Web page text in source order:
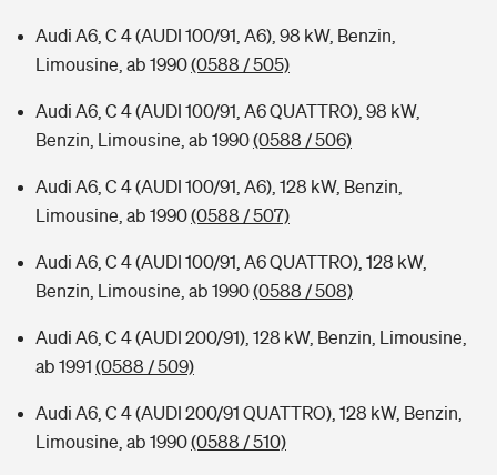
Kinderunfall-Check: Mehr Sicherheit für deine Kids
Typklassen: So ist Ihr Auto eingestuft
Audi A6, C 4 (AUDI 100/91, A6), 98 kW, Benzin,
Limousine, ab 1990(0588 / 505)
Audi A6, C 4 (AUDI 100/91, A6 QUATTRO), 98 kW,
Benzin, Limousine, ab 1990(0588 / 506)
Audi A6, C 4 (AUDI 100/91, A6), 128 kW, Benzin,
Limousine, ab 1990(0588 / 507)
Audi A6, C 4 (AUDI 100/91, A6 QUATTRO), 128 kW,
Benzin, Limousine, ab 1990(0588 / 508)
Audi A6, C 4 (AUDI 200/91), 128 kW, Benzin, Limousine,
ab 1991 (0588 / 509)
Audi A6, C 4 (AUDI 200/91 QUATTRO), 128 kW, Benzin,
Limousine, ab 1990(0588 / 510)